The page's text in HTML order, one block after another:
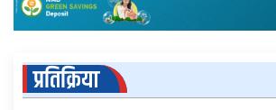
प्रतिक्रिया